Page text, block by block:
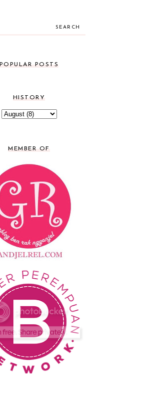
SEARCH
POPULAR POSTS
HISTORY
MEMBER OF